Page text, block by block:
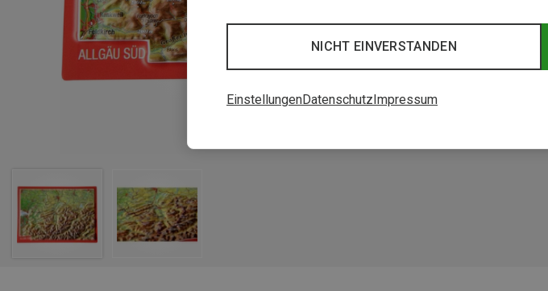
NICHT EINVERSTANDEN
EinstellungenDatenschutzImpressum